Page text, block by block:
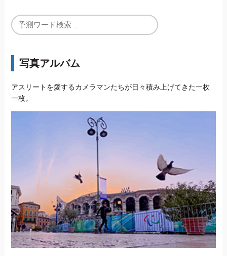
写真アルバム
アスリートを愛するカメラマンたちが日々積み上げてきた一枚
一枚。